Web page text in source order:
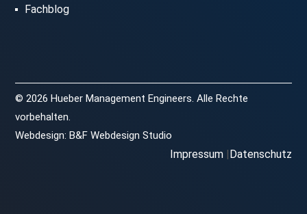
Fachblog
© 2026 Hueber Management Engineers. Alle Rechte
vorbehalten.
Webdesign:B&F Webdesign Studio
Impressum Datenschutz